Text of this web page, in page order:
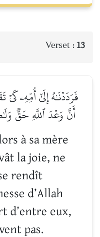
Verset : 13
فَرَدَدۡنَٰهُ إِلَىٰٓ أُمِّهِۦ كَيۡ
أَنَّ وَعۡدَ ٱللَّهِ حَقّٞ
à sa mère
la joie, ne
rendît
d’Allah
d’entre eux,
pas.